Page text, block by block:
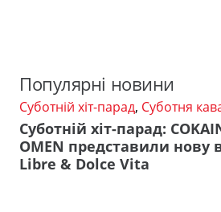
Популярні новини
Суботній хіт-парад, Суботня
Суботній хіт-парад:
OMEN представили нову
Libre & Dolce Vita